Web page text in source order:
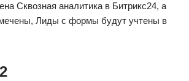
Сквозная аналитика в Битрикс24, а
Лиды с формы будут учтены в